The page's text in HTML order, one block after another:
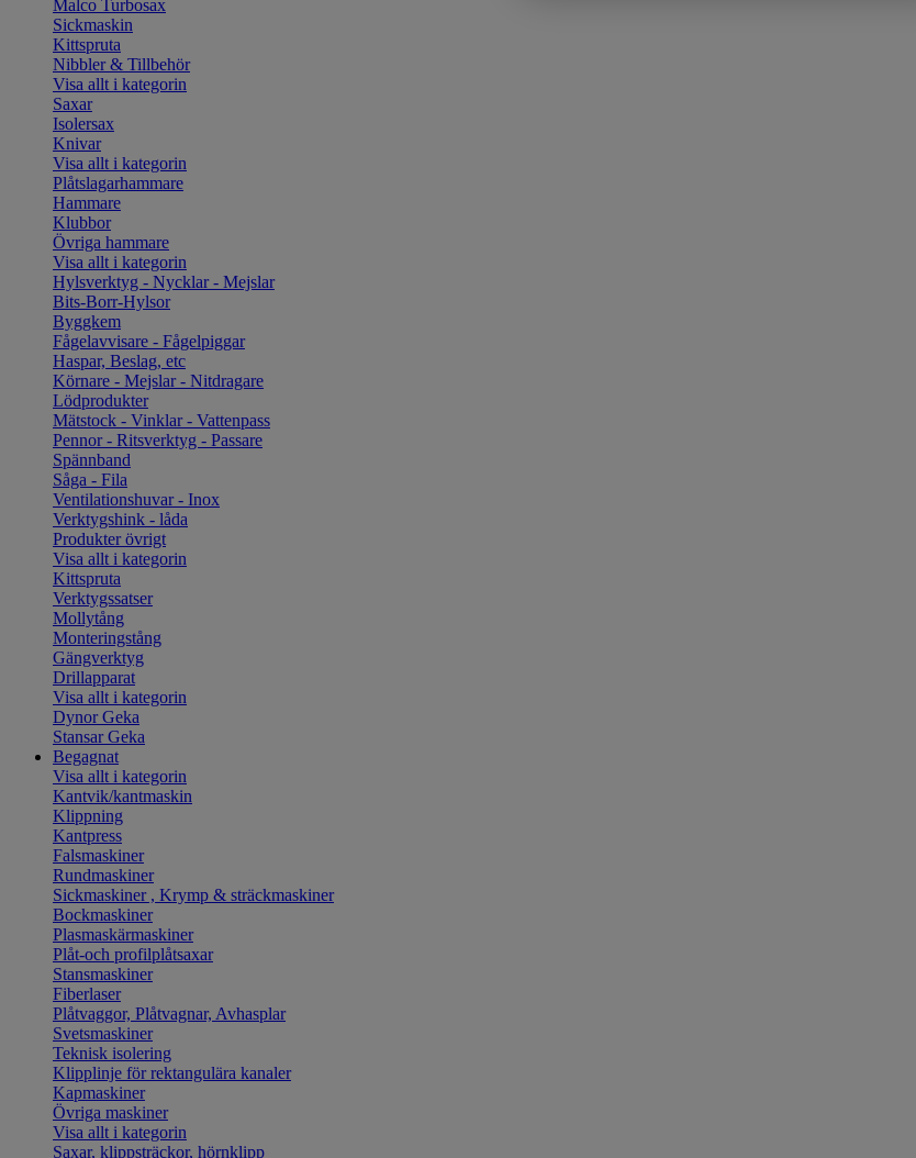
Malco Turbosax
Sickmaskin
Kittspruta
Nibbler & Tillbehör
Visa allt i kategorin
Saxar
Isolersax
Knivar
Visa allt i kategorin
Plåtslagarhammare
Hammare
Klubbor
Övriga hammare
Visa allt i kategorin
Hylsverktyg - Nycklar - Mejslar
Bits-Borr-Hylsor
Byggkem
Fågelavvisare - Fågelpiggar
Haspar, Beslag, etc
Körnare - Mejslar - Nitdragare
Lödprodukter
Mätstock - Vinklar - Vattenpass
Pennor - Ritsverktyg - Passare
Spännband
Såga - Fila
Ventilationshuvar - Inox
Verktygshink - låda
Produkter övrigt
Visa allt i kategorin
Kittspruta
Verktygssatser
Mollytång
Monteringstång
Gängverktyg
Drillapparat
Visa allt i kategorin
Dynor Geka
Stansar Geka
Begagnat
Visa allt i kategorin
Kantvik/kantmaskin
Klippning
Kantpress
Falsmaskiner
Rundmaskiner
Sickmaskiner , Krymp & sträckmaskiner
Bockmaskiner
Plasmaskärmaskiner
Plåt-och profilplåtsaxar
Stansmaskiner
Fiberlaser
Plåtvaggor, Plåtvagnar, Avhasplar
Svetsmaskiner
Teknisk isolering
Klipplinje för rektangulära kanaler
Kapmaskiner
Övriga maskiner
Visa allt i kategorin
Saxar, klippsträckor, hörnklipp